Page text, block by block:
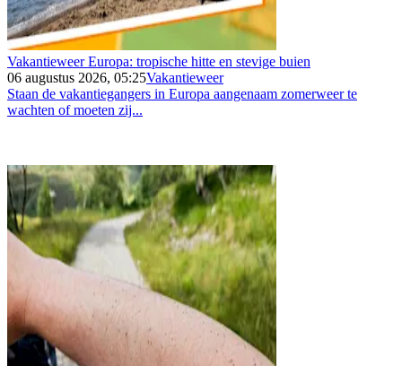
Vakantieweer Europa: tropische hitte en stevige buien
06 augustus 2026, 05:25Vakantieweer
Staan de vakantiegangers in Europa aangenaam zomerweer te
wachten of moeten zij...